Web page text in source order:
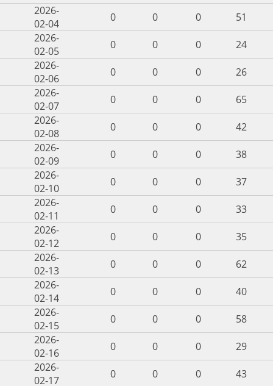
2026-
02-04
0 0 0
51
2026-
02-05
0 0 0
24
2026-
02-06
0 0 0
26
2026-
02-07
0 0 0
65
2026-
02-08
0 0 0
42
2026-
02-09
0 0 0
38
2026-
02-10
0 0 0
37
2026-
02-11
0 0 0
33
2026-
02-12
0 0 0
35
2026-
02-13
0 0 0
62
2026-
02-14
0 0 0
40
2026-
02-15
0 0 0
58
2026-
02-16
0 0 0
29
2026-
02-17
0 0 0
43